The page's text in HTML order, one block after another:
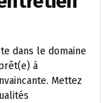
dans le domaine
à
Mettez